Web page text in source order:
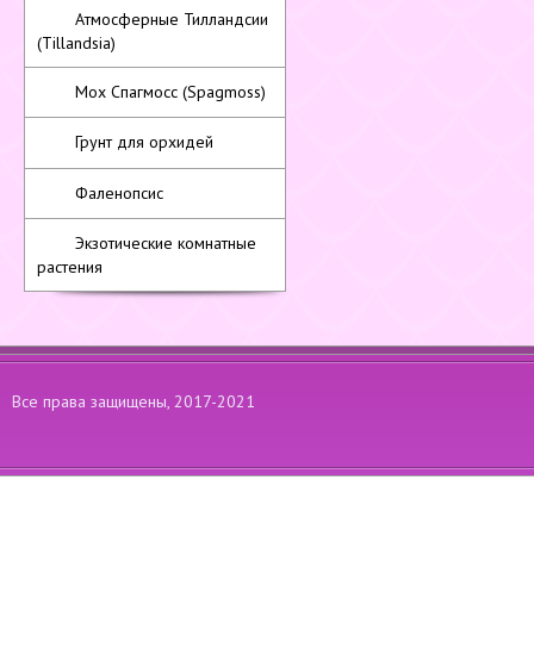
Атмосферные Тилландсии
(Tillandsia)
Мох Спагмосс (Spagmoss)
Грунт для орхидей
Фаленопсис
Экзотические комнатные
растения
Все права защищены, 2017-2021